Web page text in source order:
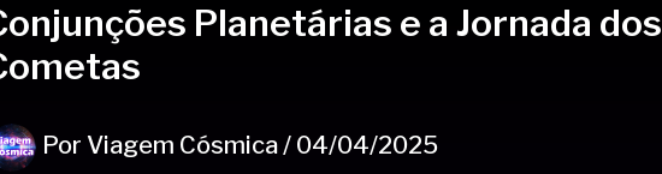
Planetárias e a Jornada dos
Por Viagem Cósmica/ 04/04/2025